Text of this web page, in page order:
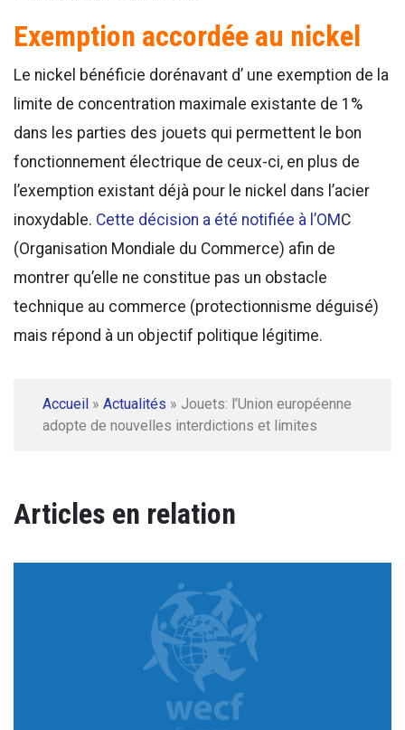
Exemption accordée au nickel
Le nickel bénéficie dorénavant d’ une exemption de la
limite de concentration maximale existante de 1%
dans les parties des jouets qui permettent le bon
fonctionnement électrique de ceux-ci, en plus de
l’exemption existant déjà pour le nickel dans l’acier
inoxydable. Cette décision a été notifiée à l’OMC
(Organisation Mondiale du Commerce) afin de
montrer qu’elle ne constitue pas un obstacle
technique au commerce (protectionnisme déguisé)
mais répond à un objectif politique légitime.
Accueil » Actualités » Jouets: l’Union européenne
adopte de nouvelles interdictions et limites
Articles en relation